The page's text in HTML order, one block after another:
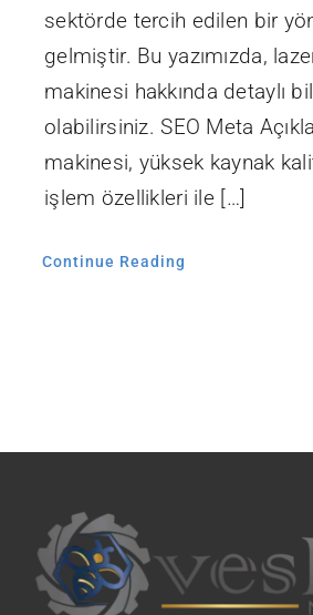
sektörde tercih edilen bir
gelmiştir. Bu yazımızda,
makinesi hakkında detaylı
olabilirsiniz. SEO Meta
makinesi, yüksek kaynak
işlem özellikleri ile […]
Continue Reading